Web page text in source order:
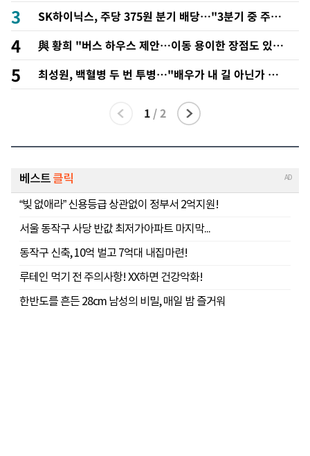
가 주주환원 발표
3
SK하이닉스, 주당 375원 분기 배당…"3분기 중 주주
환원 방안 확정"
4
與 황희 "버스 하우스 제안…이동 용이한 장점도 있을
것"
5
최성원, 백혈병 두 번 투병…"배우가 내 길 아닌가 싶
었다"
1 /2